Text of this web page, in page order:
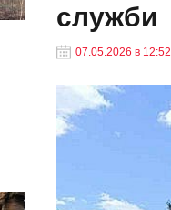
служби
07.05.2026 в 12:52